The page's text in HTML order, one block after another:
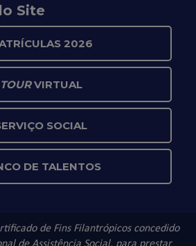
Site
2026
TOURVIRTUAL
SOCIAL
DE TALENTOS
de Fins Filantrópicos concedido
de Assistência Social, para prestar